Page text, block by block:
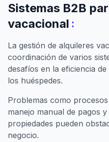
Sistemas B2B
vacacional :
La gestión de alquileres
coordinación de varios
desafíos en la eficiencia
los huéspedes.
Problemas como
manejo manual de pagos
propiedades pueden
negocio.